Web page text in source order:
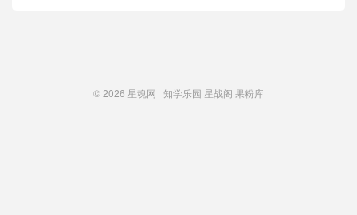
© 2026 星魂网 知学乐园 星战阁 果粉库